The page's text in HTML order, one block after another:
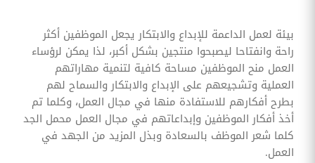
بيئة لعمل الداعمة للإبداع والابتكار يجعل الموظفين أكثر
راحة وانفتاحا ليصبحوا منتجين بشكل أكبر، لذا يمكن لرؤساء
العمل منح الموظفين مساحة كافية لتنمية مهاراتهم
العملية وتشجيعهم على الإبداع والابتكار والسماح لهم
بطرح أفكارهم للاستفادة منها في مجال العمل، وكلما تم
أخذ أفكار الموظفين وإبداعاتهم في مجال العمل محمل الجد
كلما شعر الموظف بالسعادة وبذل المزيد من الجهد في
العمل.